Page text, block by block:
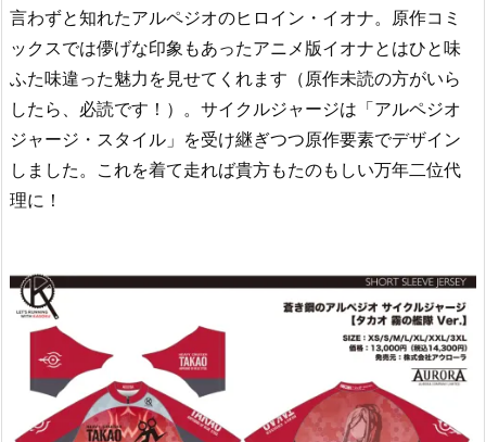
言わずと知れたアルペジオのヒロイン・イオナ。原作コミ
ックスでは儚げな印象もあったアニメ版イオナとはひと味
ふた味違った魅力を見せてくれます（原作未読の方がいら
したら、必読です！）。サイクルジャージは「アルペジオ
ジャージ・スタイル」を受け継ぎつつ原作要素でデザイン
しました。これを着て走れば貴方もたのもしい万年二位代
理に！